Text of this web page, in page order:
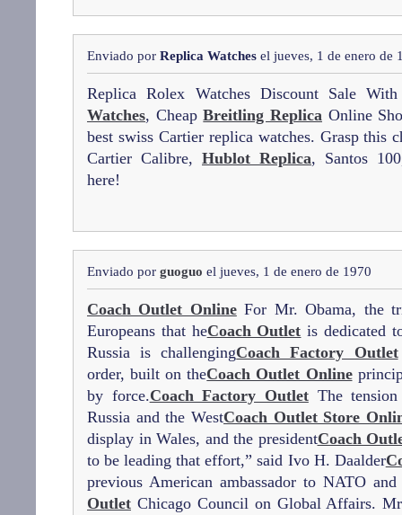
Enviado por Replica Watches el jueves, 1 de enero de
Replica Rolex Watches Discount Sale
Watches, CheapBreitling Replica Online
best swiss Cartier replica watches. Grasp this
Cartier Calibre, Hublot Replica, Santos
here!
Enviado por guoguo el jueves, 1 de enero de 1970
Coach Outlet OnlineFor Mr. Obama, the
Europeans that heCoach Outlet is dedicated
Russia is challengingCoach Factory Outlet
order, built on theCoach Outlet Online
by force.Coach Factory OutletThe tension
Russia and the WestCoach Outlet Store
display in Wales, and the presidentCoach
to be leading that effort,” said Ivo H. Daalder
previous American ambassador to NATO
Outlet Chicago Council on Global Affairs.